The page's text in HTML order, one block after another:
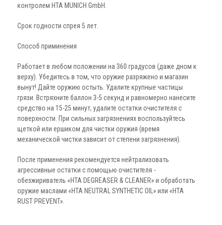
контролем НТА MUNICH GmbH.
Срок годности спрея 5 лет.
Способ приминения
Работает в любом положении на 360 градусов (даже дном к
верху). Убедитесь в том, что оружие разряжено и магазин
вынут! Дайте оружию остыть. Удалите крупные частицы
грязи. Встряхните баллон 3-5 секунд и равномерно нанесите
средство на 15-25 минут, удалите остатки очистителя с
поверхности. При сильных загрязнениях воспользуйтесь
щеткой или ершиком для чистки оружия (время
механической чистки зависит от степени загрязнения).
После применения рекомендуется нейтрализовать
агрессивные остатки с помощью очистителя -
обезжириватель «НТА DEGREASER & CLEANER» и обработать
оружие маслами «HTA NEUTRAL SYNTHETIC OIL» или «HTA
RUST PREVENT».